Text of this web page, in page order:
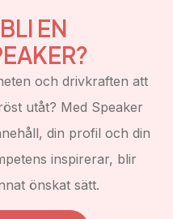
EN
och drivkraften att
utåt? Med Speaker
din profil och din
inspirerar, blir
önskat sätt.